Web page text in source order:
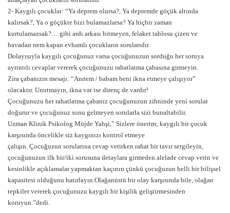
2- Kaygılı çocuklar: “Ya deprem olursa?, Ya depremde göçük altında
kalırsak?, Ya o göçükte bizi bulamazlarsa? Ya hiçbir zaman
kurtulamazsak?… gibi ardı arkası bitmeyen, felaket tablosu çizen ve
havadan nem kapan evhamlı çocukların sorularıdır.
Dolayısıyla kaygılı çocuğunuz varsa çocuğunuzun sorduğu her soruya
ayrıntılı cevaplar vererek çocuğunuzu rahatlatma çabasına girmeyin.
Zira çabanızın mesajı: “Annem / babam beni ikna etmeye çalışıyor”
olacaktır. Unutmayın, ikna var ise direnç de vardır!
Çocuğunuzu her rahatlatma çabanız çocuğunuzun zihninde yeni sorular
doğurur ve çocuğunuz sonu gelmeyen sorularla sizi bunaltabilir.
Uzman Klinik Psikolog Müjde Yahşi,” Sizlere önerim; kaygılı bir çocuk
karşısında öncelikle siz kaygınızı kontrol etmeye
çalışın. Çocuğuzun sorularına cevap verirken rahat bir tavır sergileyin,
çocuğunuzun ilk bir/iki sorusuna detaylara girmeden alelade cevap verin ve
kesinlikle açıklamalar yapmaktan kaçının çünkü çocuğuzun belli bir bilişsel
kapasitesi olduğunu hatırlayın.Olağanüstü bir olay karşısında bile, olağan
tepkiler vererek çocuğunuzu kaygılı bir kişilik geliştirmesinden
koruyun.”dedi.